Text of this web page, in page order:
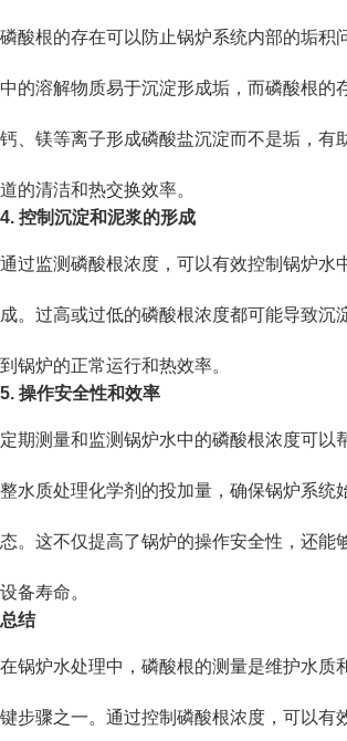
磷酸根的存在可以防止锅炉系统内部的垢积
中的溶解物质易于沉淀形成垢，而磷酸根的
钙、镁等离子形成磷酸盐沉淀而不是垢，有
道的清洁和热交换效率。
4. 控制沉淀和泥浆的形成
通过监测磷酸根浓度，可以有效控制锅炉水
成。过高或过低的磷酸根浓度都可能导致沉
到锅炉的正常运行和热效率。
5. 操作安全性和效率
定期测量和监测锅炉水中的磷酸根浓度可以
整水质处理化学剂的投加量，确保锅炉系统
态。这不仅提高了锅炉的操作安全性，还能
设备寿命。
总结
在锅炉水处理中，磷酸根的测量是维护水质
键步骤之一。通过控制磷酸根浓度，可以有